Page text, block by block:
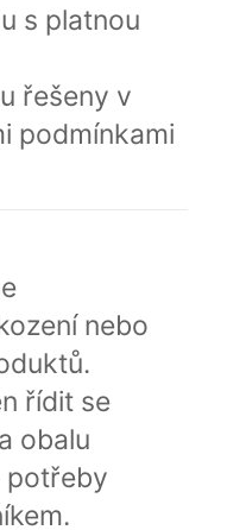
s platnou
řešeny v
podmínkami
nebo
řídit se
obalu
potřeby